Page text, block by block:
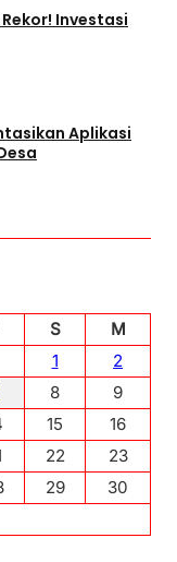
Investasi
Aplikasi
S
M
1
2
8
9
15
16
22
23
29
30